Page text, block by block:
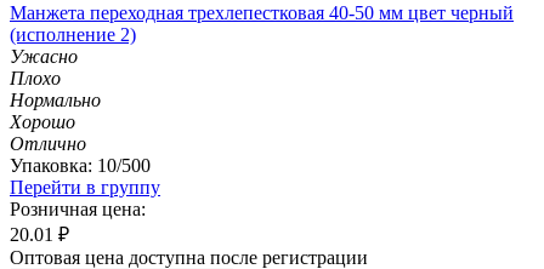
Манжета переходная трехлепестковая 40-50 мм цвет черный
(исполнение 2)
Ужасно
Плохо
Нормально
Хорошо
Отлично
Упаковка: 10/500
Перейти в группу
Розничная цена:
20.01 ₽
Оптовая цена доступна после регистрации